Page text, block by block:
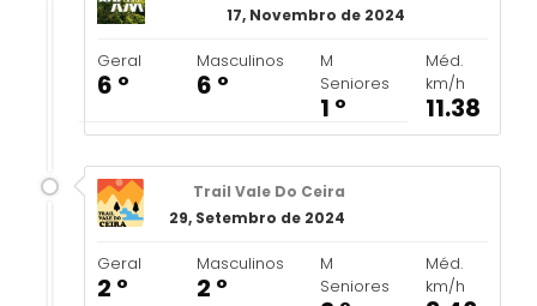
17, Novembro de 2024
Geral
6 º
Masculinos
6 º
M
Seniores
1 º
Méd.
km/h
11.38
Trail Vale Do Ceira
29, Setembro de 2024
Geral
2 º
Masculinos
2 º
M
Seniores
Méd.
km/h